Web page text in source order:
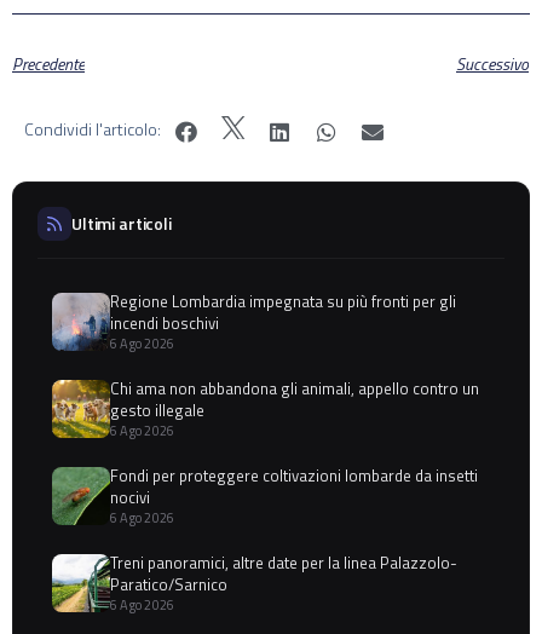
Precedente Successivo
Condividi l'articolo:
Ultimi articoli
Regione Lombardia impegnata su più fronti per gli
incendi boschivi
6 Ago 2026
Chi ama non abbandona gli animali, appello contro un
gesto illegale
6 Ago 2026
Fondi per proteggere coltivazioni lombarde da insetti
nocivi
6 Ago 2026
Treni panoramici, altre date per la linea Palazzolo-
Paratico/Sarnico
6 Ago 2026